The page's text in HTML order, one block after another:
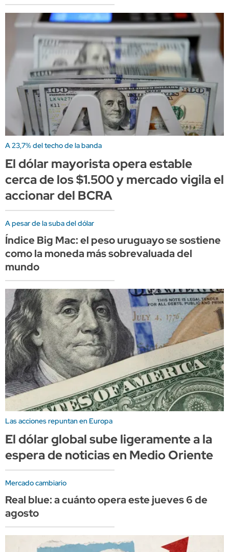
A 23,7% del techo de la banda
El dólar mayorista opera estable
cerca de los $1.500 y mercado vigila el
accionar del BCRA
A pesar de la suba del dólar
Índice Big Mac: el peso uruguayo se sostiene
como la moneda más sobrevaluada del
mundo
Las acciones repuntan en Europa
El dólar global sube ligeramente a la
espera de noticias en Medio Oriente
Mercado cambiario
Real blue: a cuánto opera este jueves 6 de
agosto